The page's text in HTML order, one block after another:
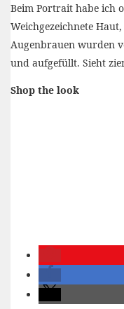
Beim Portrait habe ich
Weichgezeichnete
Augenbrauen wurden
und aufgefüllt. Sieht
Shop the look